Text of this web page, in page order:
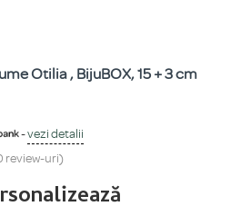
Otilia , BijuBOX, 15 + 3 cm
-vezi detalii
review-uri)